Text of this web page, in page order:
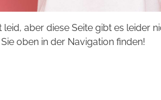
aber diese Seite gibt es leider
oben in der Navigation finden!